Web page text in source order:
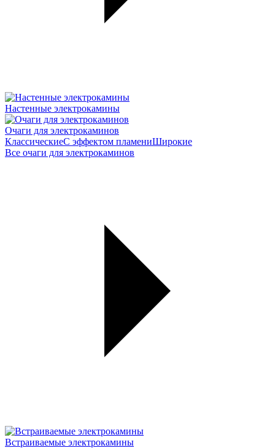
Настенные электрокамины
Очаги для электрокаминов
КлассическиеС эффектом пламениШирокие
Все очаги для электрокаминов
Встраиваемые электрокамины